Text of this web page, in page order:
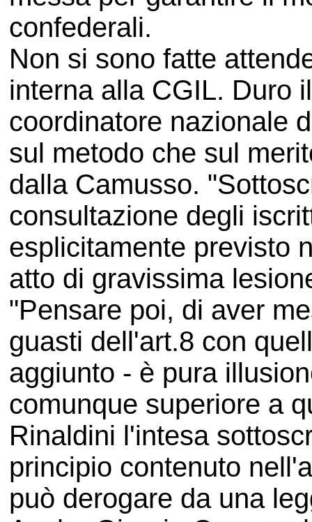
confederali.
Non si sono fatte
interna alla CGIL. Duro
coordinatore nazionale
sul metodo che sul
dalla Camusso.
consultazione degli
esplicitamente previsto
atto di gravissima
"Pensare poi, di aver
guasti dell'art.8 con
aggiunto - è pura
comunque superiore a
Rinaldini l'intesa
principio contenuto
può derogare da una